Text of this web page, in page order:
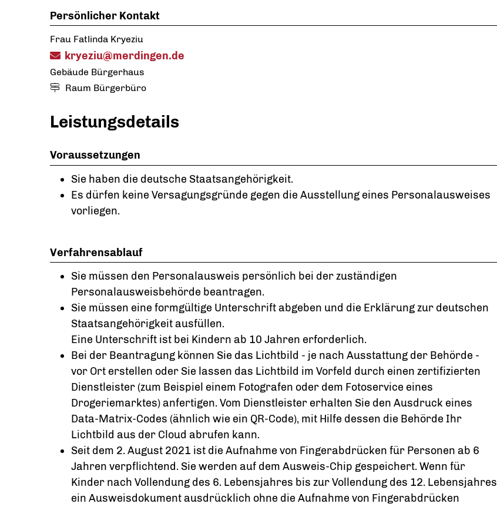
Persönlicher Kontakt
Frau Fatlinda Kryeziu
kryeziu@merdingen.de
Gebäude Bürgerhaus
Raum Bürgerbüro
Leistungsdetails
Voraussetzungen
Sie haben die deutsche Staatsangehörigkeit.
Es dürfen keine Versagungsgründe gegen die Ausstellung eines Personalausweises
vorliegen.
Verfahrensablauf
Sie müssen den Personalausweis persönlich bei der zuständigen
Personalausweisbehörde beantragen.
Sie müssen eine formgültige Unterschrift abgeben und die Erklärung zur deutschen
Staatsangehörigkeit ausfüllen.
Eine Unterschrift ist bei Kindern ab 10 Jahren erforderlich.
Bei der Beantragung können Sie das Lichtbild - je nach Ausstattung der Behörde -
vor Ort erstellen oder Sie lassen das Lichtbild im Vorfeld durch einen zertifizierten
Dienstleister (zum Beispiel einem Fotografen oder dem Fotoservice eines
Drogeriemarktes) anfertigen. Vom Dienstleister erhalten Sie den Ausdruck eines
Data-Matrix-Codes (ähnlich wie ein QR-Code), mit Hilfe dessen die Behörde Ihr
Lichtbild aus der Cloud abrufen kann.
Seit dem 2. August 2021 ist die Aufnahme von Fingerabdrücken für Personen ab 6
Jahren verpflichtend. Sie werden auf dem Ausweis-Chip gespeichert. Wenn für
Kinder nach Vollendung des 6. Lebensjahres bis zur Vollendung des 12. Lebensjahres
ein Ausweisdokument ausdrücklich ohne die Aufnahme von Fingerabdrücken